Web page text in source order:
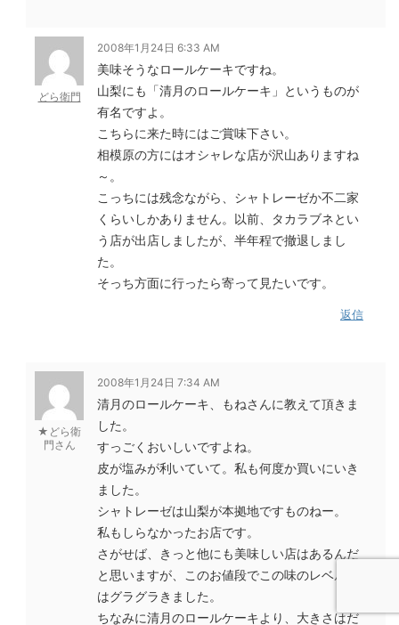
どら衛門
2008年1月24日 6:33 AM
美味そうなロールケーキですね。
山梨にも「清月のロールケーキ」というものが
有名ですよ。
こちらに来た時にはご賞味下さい。
相模原の方にはオシャレな店が沢山ありますね
～。
こっちには残念ながら、シャトレーゼか不二家
くらいしかありません。以前、タカラブネとい
う店が出店しましたが、半年程で撤退しまし
た。
そっち方面に行ったら寄って見たいです。
返信
★どら衛
門さん
2008年1月24日 7:34 AM
清月のロールケーキ、もねさんに教えて頂きま
した。
すっごくおいしいですよね。
皮が塩みが利いていて。私も何度か買いにいき
ました。
シャトレーゼは山梨が本拠地ですものねー。
私もしらなかったお店です。
さがせば、きっと他にも美味しい店はあるんだ
と思いますが、このお値段でこの味のレベルに
はグラグラきました。
ちなみに清月のロールケーキより、大きさはだ